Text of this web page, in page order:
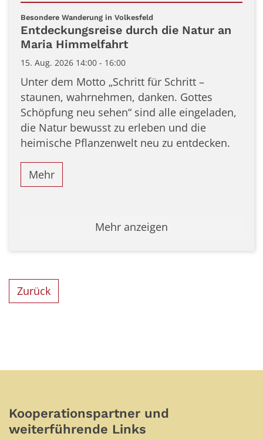
Datum: 15. August 2026
Besondere Wanderung in Volkesfeld:
Entdeckungsreise durch die Natur an
Maria Himmelfahrt
15. Aug. 2026 14:00 - 16:00
Unter dem Motto „Schritt für Schritt –
staunen, wahrnehmen, danken. Gottes
Schöpfung neu sehen“ sind alle eingeladen,
die Natur bewusst zu erleben und die
heimische Pflanzenwelt neu zu entdecken.
Mehr
Mehr anzeigen
Zurück
Kooperationspartner und
weiterführende Links